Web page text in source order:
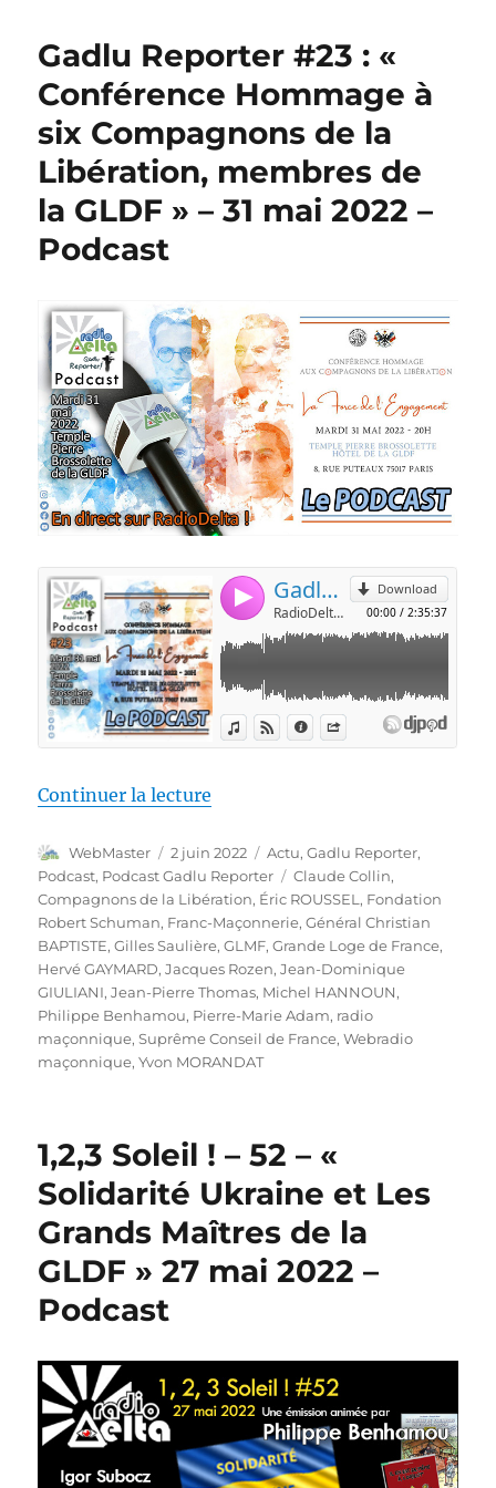
Gadlu Reporter #23 : «
Conférence Hommage à
six Compagnons de la
Libération, membres de
la GLDF » – 31 mai 2022 –
Podcast
Continuer la lecture
Auteur
WebMaster
Publié
le
2 juin 2022 Catégories
Actu,Gadlu Reporter,
Podcast, Podcast Gadlu Reporter Étiquettes
Claude Collin,
Compagnons de la Libération, Éric ROUSSEL, Fondation
Robert Schuman, Franc-Maçonnerie,Général Christian
BAPTISTE,Gilles Saulière,GLMF,Grande Loge de France,
Hervé GAYMARD,Jacques Rozen,Jean-Dominique
GIULIANI,Jean-Pierre Thomas, Michel HANNOUN,
Philippe Benhamou, Pierre-Marie Adam, radio
maçonnique,Suprême Conseil de France,Webradio
maçonnique,Yvon MORANDAT
1,2,3 Soleil ! – 52 – «
Solidarité Ukraine et Les
Grands Maîtres de la
GLDF » 27 mai 2022 –
Podcast